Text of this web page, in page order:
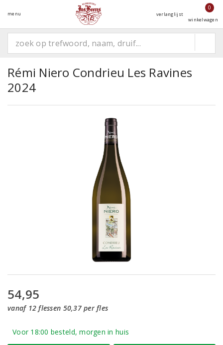
menu verlanglijst
0
winkelwagen
Rémi Niero Condrieu Les Ravines
2024
54,95
vanaf 12 flessen 50,37 per fles
Voor 18:00 besteld, morgen in huis